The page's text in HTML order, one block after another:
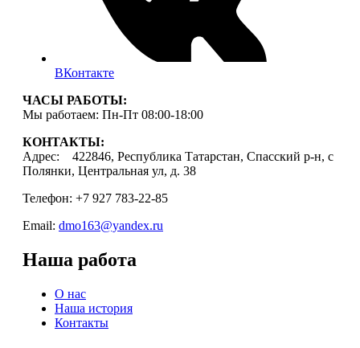
ВКонтакте
ЧАСЫ РАБОТЫ:
Мы работаем: Пн-Пт 08:00-18:00
КОНТАКТЫ:
Адрес: 422846, Республика Татарстан, Спасский р-н, с
Полянки, Центральная ул, д. 38
Телефон: +7 927 783-22-85
Email: dmo163@yandex.ru
Наша работа
О нас
Наша история
Контакты